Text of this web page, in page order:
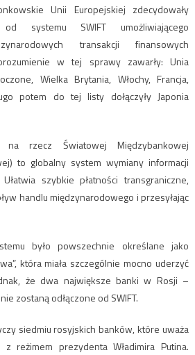
Unii Europejskiej zdecydowały
systemu SWIFT umożliwiającego
transakcji finansowych
w tej sprawy zawarły: Unia
Wielka Brytania, Włochy, Francja,
potem do tej listy dołączyły Japonia
na rzecz Światowej Międzybankowej
to globalny system wymiany informacji
szybkie płatności transgraniczne,
handlu międzynarodowego i przesyłając
było powszechnie określane jako
która miała szczególnie mocno uderzyć
że dwa największe banki w Rosji –
zostaną odłączone od SWIFT.
siedmiu rosyjskich banków, które uważa
reżimem prezydenta Władimira Putina.